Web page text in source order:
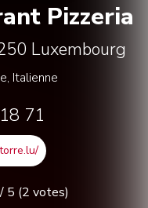
Pizzeria
Luxembourg
Italienne
71
/ 5 (2 votes)